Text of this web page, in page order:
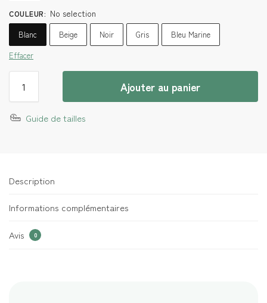
COULEUR: No selection
Blanc Beige Noir Gris
Bleu Marine
Effacer
Ajouter au panier
Guide de tailles
Description
Informations complémentaires
Avis 0